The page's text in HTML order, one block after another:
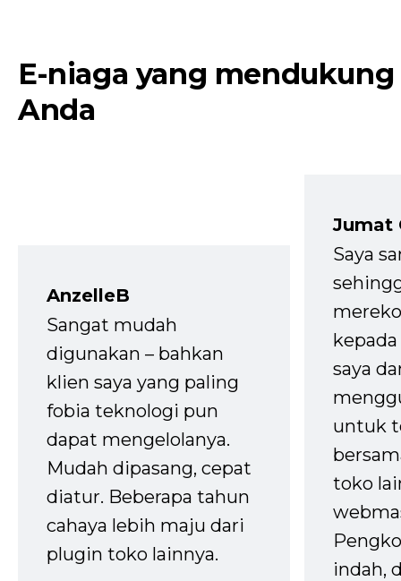
E-niaga yang mendukung
Anda
AnzelleB
Sangat mudah
digunakan – bahkan
klien saya yang paling
fobia teknologi pun
dapat mengelolanya.
Mudah dipasang, cepat
diatur. Beberapa tahun
cahaya lebih maju dari
plugin toko lainnya.
Jumat
Saya
saya
untuk
toko
indah,